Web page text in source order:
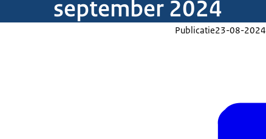
september 2024
Publicatie23-08-2024